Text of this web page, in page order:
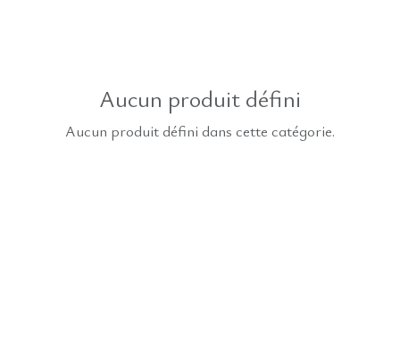
Aucun produit défini
Aucun produit défini dans cette catégorie.